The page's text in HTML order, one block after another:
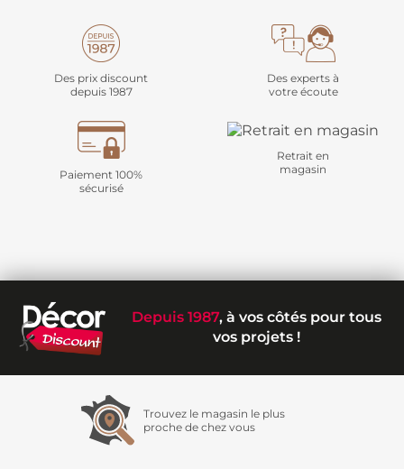
Des prix discount
depuis 1987
Des experts à
votre écoute
Paiement 100%
sécurisé
Retrait en
magasin
Depuis 1987, à vos côtés pour tous
vos projets !
Trouvez le magasin le plus
proche de chez vous